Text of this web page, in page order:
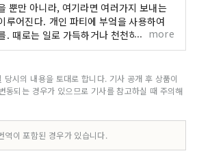
뿐만 아니라, 여기라면 여러가지 보내는
루어진다. 개인 파티에 부엌을 사용하여
. 때로는 일로 가득하거나 천천히 책을 읽
, 동료, 물론, 혼자라도. 사용법은 당신대
more
시의 내용을 토대로 합니다. 기사 공개 후 상품이
동되는 경우가 있으므로 기사를 참고하실 때 주의해
역이 포함된 경우가 있습니다.